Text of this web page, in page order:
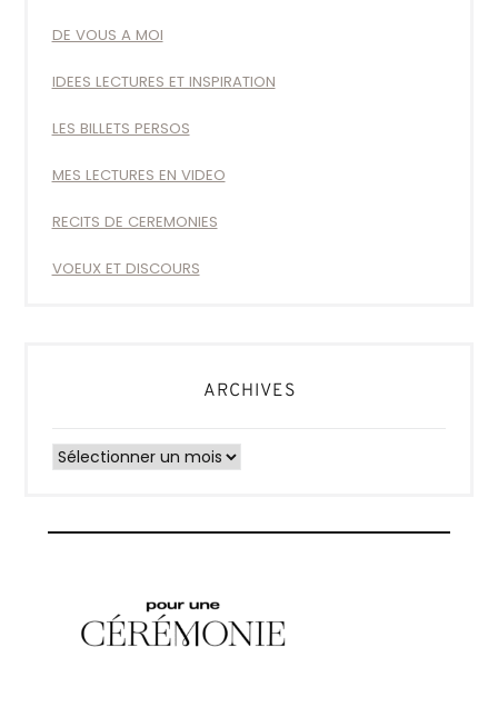
DE VOUS A MOI
IDEES LECTURES ET INSPIRATION
LES BILLETS PERSOS
MES LECTURES EN VIDEO
RECITS DE CEREMONIES
VOEUX ET DISCOURS
ARCHIVES
Archives